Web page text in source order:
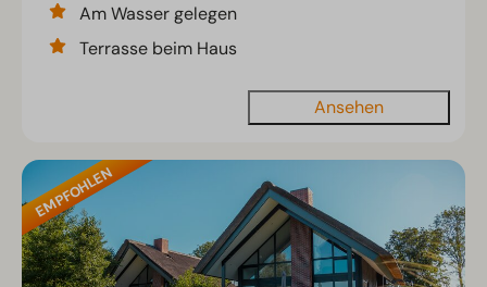
Am Wasser gelegen
Terrasse beim Haus
Ansehen
EMPFOHLEN